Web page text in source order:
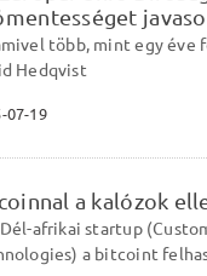
több, mint egy éve
Hedqvist
07-19
a kalózok
Dél-afrikai startup
a bitcoint